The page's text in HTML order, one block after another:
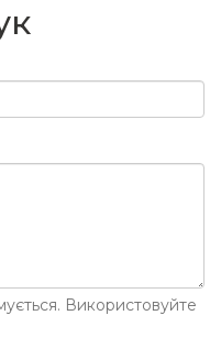
Використовуйте